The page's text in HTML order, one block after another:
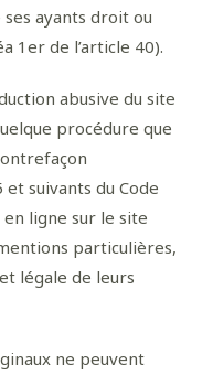
ayants droit ou
1er de l’article 40).
abusive du site
procédure que
suivants du Code
ligne sur le site
particulières,
légale de leurs
ne peuvent